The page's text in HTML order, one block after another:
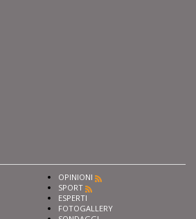
OPINIONI
SPORT
ESPERTI
FOTOGALLERY